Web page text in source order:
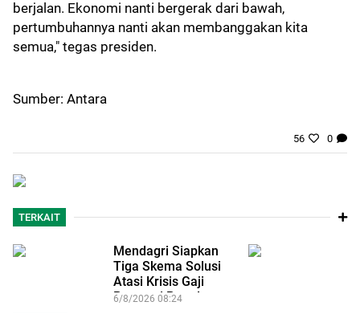
berjalan. Ekonomi nanti bergerak dari bawah,
pertumbuhannya nanti akan membanggakan kita
semua," tegas presiden.
Sumber: Antara
56 0
TERKAIT
Mendagri Siapkan
Tiga Skema Solusi
Atasi Krisis Gaji
Pegawai Pemda…
6/8/2026 08:24